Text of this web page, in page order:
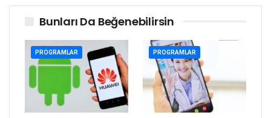
Bunları Da Beğenebilirsin
PROGRAMLAR PROGRAMLAR